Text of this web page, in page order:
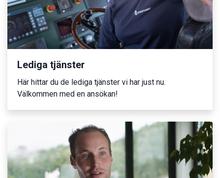
Lediga tjänster
Här hittar du de lediga tjänster vi har just nu.
Välkommen med en ansökan!